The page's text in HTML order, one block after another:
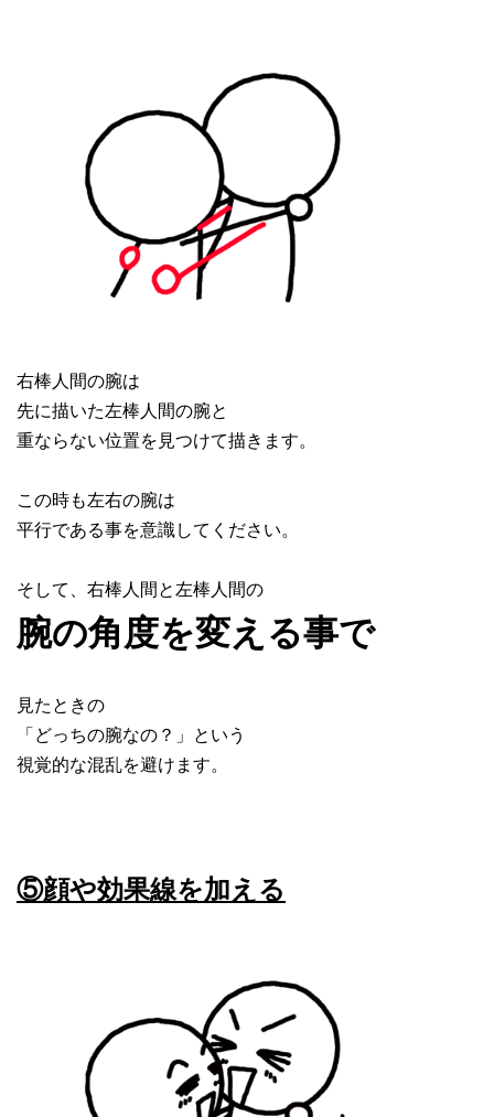
右棒人間の腕は
先に描いた左棒人間の腕と
重ならない位置を見つけて描きます。
この時も左右の腕は
平行である事を意識してください。
そして、右棒人間と左棒人間の
腕の角度を変える事で
見たときの
「どっちの腕なの？」という
視覚的な混乱を避けます。
⑤顔や効果線を加える